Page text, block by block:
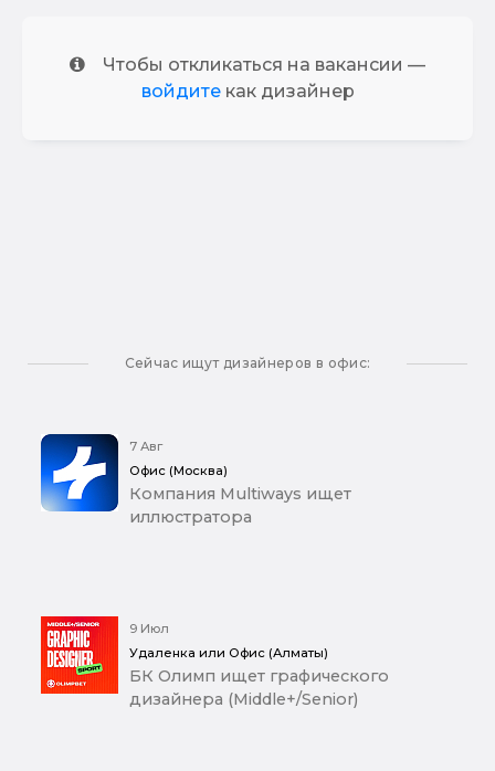
Чтобы откликаться на вакансии —
войдитекак дизайнер
Сейчас ищут дизайнеров в офис:
7 Авг
Офис (Москва)
Компания Multiways ищет
иллюстратора
9 Июл
Удаленка или Офис (Алматы)
БК Олимп ищет графического
дизайнера (Middle+/Senior)